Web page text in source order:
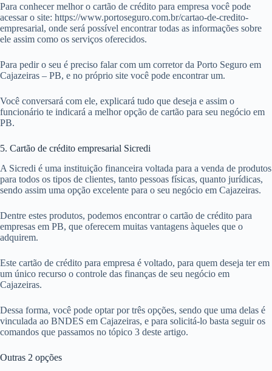
Para conhecer melhor o cartão de crédito para empresa você pode
acessar o site: https://www.portoseguro.com.br/cartao-de-credito-
empresarial, onde será possível encontrar todas as informações sobre
ele assim como os serviços oferecidos.
Para pedir o seu é preciso falar com um corretor da Porto Seguro em
Cajazeiras – PB, e no próprio site você pode encontrar um.
Você conversará com ele, explicará tudo que deseja e assim o
funcionário te indicará a melhor opção de cartão para seu negócio em
PB.
5. Cartão de crédito empresarial Sicredi
A Sicredi é uma instituição financeira voltada para a venda de produtos
para todos os tipos de clientes, tanto pessoas físicas, quanto jurídicas,
sendo assim uma opção excelente para o seu negócio em Cajazeiras.
Dentre estes produtos, podemos encontrar o cartão de crédito para
empresas em PB, que oferecem muitas vantagens àqueles que o
adquirem.
Este cartão de crédito para empresa é voltado, para quem deseja ter em
um único recurso o controle das finanças de seu negócio em
Cajazeiras.
Dessa forma, você pode optar por três opções, sendo que uma delas é
vinculada ao BNDES em Cajazeiras, e para solicitá-lo basta seguir os
comandos que passamos no tópico 3 deste artigo.
Outras 2 opções